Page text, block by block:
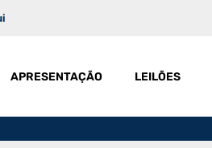
APRESENTAÇÃO LEILÕES